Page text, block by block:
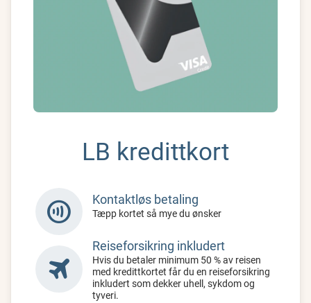
LB kredittkort
contactless Kontaktløs betaling
Tæpp kortet så mye du ønsker
travel
Reiseforsikring inkludert
Hvis du betaler minimum 50 % av reisen
med kredittkortet får du en reiseforsikring
inkludert som dekker uhell, sykdom og
tyveri.